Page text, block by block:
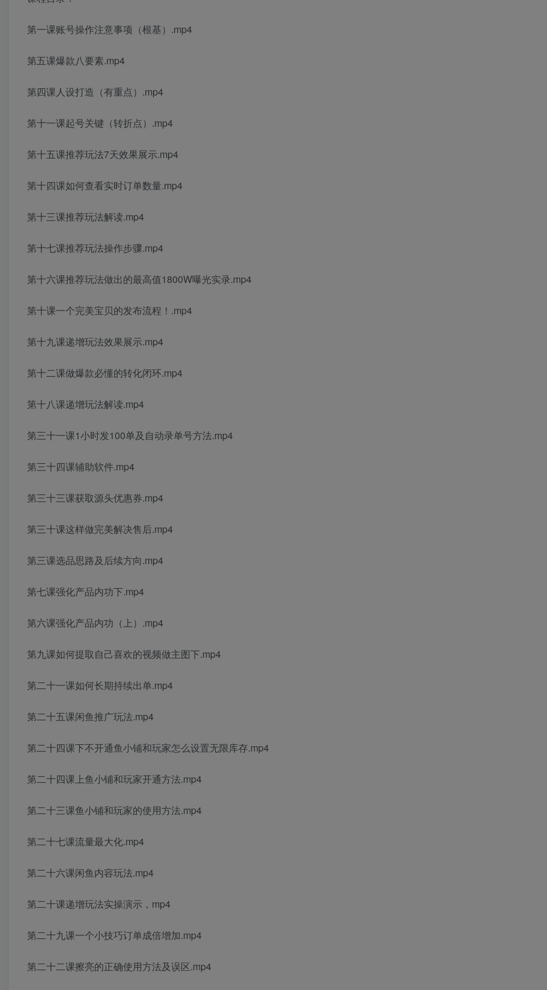
第一课账号操作注意事项（根基）.mp4
第五课爆款八要素.mp4
第四课人设打造（有重点）.mp4
第十一课起号关键（转折点）.mp4
第十五课推荐玩法7天效果展示.mp4
第十四课如何查看实时订单数量.mp4
第十三课推荐玩法解读.mp4
第十七课推荐玩法操作步骤.mp4
第十六课推荐玩法做出的最高值1800W曝光实录.mp4
第十课一个完美宝贝的发布流程！.mp4
第十九课递增玩法效果展示.mp4
第十二课做爆款必懂的转化闭环.mp4
第十八课递增玩法解读.mp4
第三十一课1小时发100单及自动录单号方法.mp4
第三十四课辅助软件.mp4
第三十三课获取源头优惠券.mp4
第三十课这样做完美解决售后.mp4
第三课选品思路及后续方向.mp4
第七课强化产品内功下.mp4
第六课强化产品内功（上）.mp4
第九课如何提取自己喜欢的视频做主图下.mp4
第二十一课如何长期持续出单.mp4
第二十五课闲鱼推广玩法.mp4
第二十四课下不开通鱼小铺和玩家怎么设置无限库存.mp4
第二十四课上鱼小铺和玩家开通方法.mp4
第二十三课鱼小铺和玩家的使用方法.mp4
第二十七课流量最大化.mp4
第二十六课闲鱼内容玩法.mp4
第二十课递增玩法实操演示，mp4
第二十九课一个小技巧订单成倍增加.mp4
第二十二课擦亮的正确使用方法及误区.mp4